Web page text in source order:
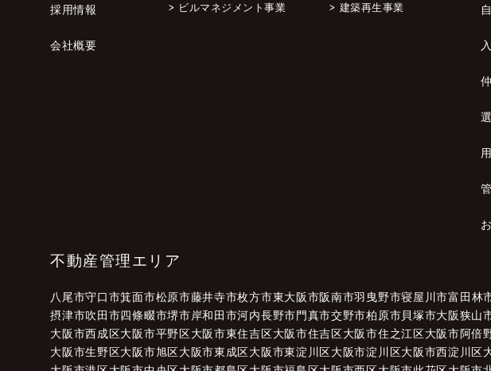
採用情報
会社概要
> ビルマネジメント事業 > 建築再生事業
不動産管理エリア
八尾市守口市箕面市松原市藤井寺市枚方市東大阪市阪南市羽曳野市寝屋川市富田林
摂津市吹田市四條畷市堺市岸和田市河内長野市門真市交野市柏原市貝塚市大阪狭山
大阪市西成区大阪市平野区大阪市東住吉区大阪市住吉区大阪市住之江区大阪市阿倍
大阪市生野区大阪市旭区大阪市東成区大阪市東淀川区大阪市淀川区大阪市西淀川区